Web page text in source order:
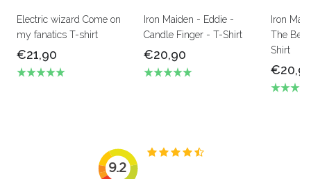
Electric wizard Come on
my fanatics T-shirt
€21,90
Iron Maiden - Eddie -
Candle Finger - T-Shirt
€20,90
Iron
The
Shirt